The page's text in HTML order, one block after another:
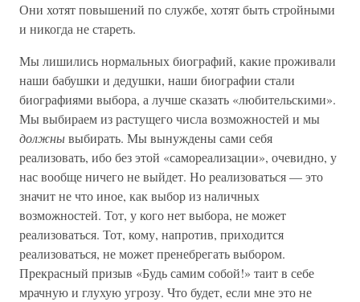
Они хотят повышений по службе, хотят быть стройными
и никогда не стареть.
Мы лишились нормальных биографий, какие проживали
наши бабушки и дедушки, наши биографии стали
биографиями выбора, а лучше сказать «любительскими».
Мы выбираем из растущего числа возможностей и мы
должнывыбирать. Мы вынуждены сами себя
реализовать, ибо без этой «самореализации», очевидно, у
нас вообще ничего не выйдет. Но реализоваться — это
значит не что иное, как выбор из наличных
возможностей. Тот, у кого нет выбора, не может
реализоваться. Тот, кому, напротив, приходится
реализоваться, не может пренебрегать выбором.
Прекрасный призыв «Будь самим собой!» таит в себе
мрачную и глухую угрозу. Что будет, если мне это не